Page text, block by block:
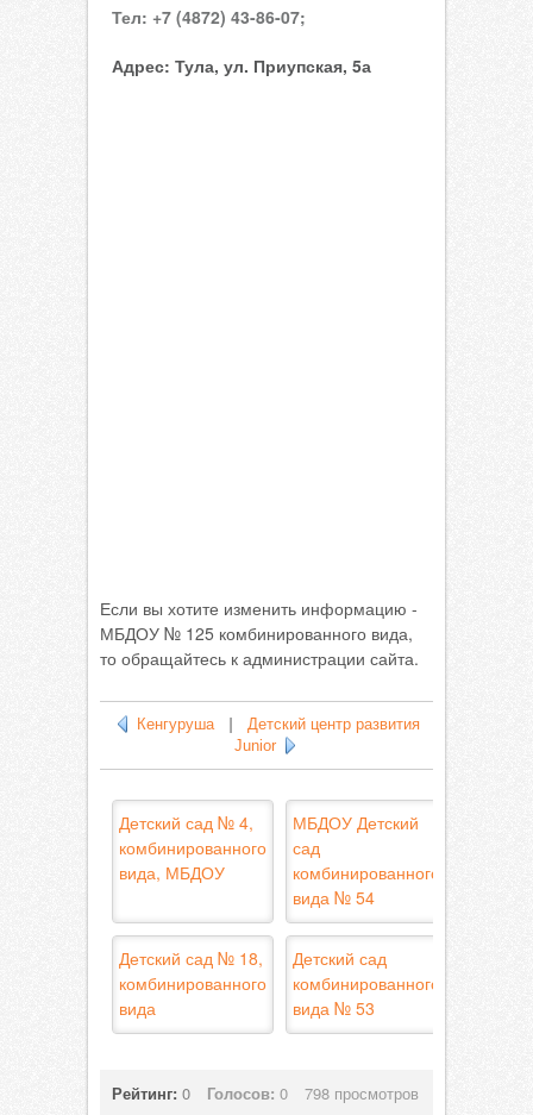
Тел: +7 (4872) 43-86-07;
Адрес: Тула, ул. Приупская, 5а
Если вы хотите изменить информацию -
МБДОУ № 125 комбинированного вида,
то обращайтесь к администрации сайта.
Кенгуруша| Детский центр развития
Junior
Детский сад № 4,
комбинированного
вида, МБДОУ
МБДОУ Детский
сад
комбинированного
вида № 54
Детский сад № 18,
комбинированного
вида
Детский сад
комбинированного
вида № 53
Рейтинг: 0 Голосов: 0 798 просмотров